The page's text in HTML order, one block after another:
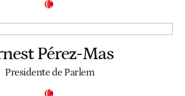
Pérez-Mas
Presidente de Parlem